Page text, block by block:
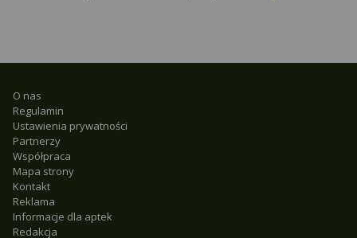
O nas
Regulamin
Ustawienia prywatności
Partnerzy
Współpraca
Mapa strony
Kontakt
Reklama
Informacje dla aptek
Redakcja